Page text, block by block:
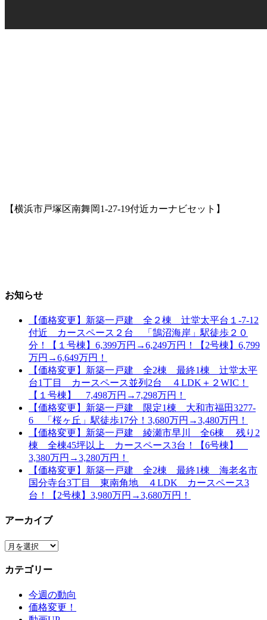
【横浜市戸塚区南舞岡1-27-19付近カーナビセット】
お知らせ
【価格変更】新築一戸建 全２棟 辻堂太平台１-7-12
付近 カースペース２台 「鵠沼海岸」駅徒歩２０
分！【１号棟】6,399万円→6,249万円！【2号棟】6,799
万円→6,649万円！
【価格変更】新築一戸建 全2棟 最終1棟 辻堂太平
台1丁目 カースペース並列2台 ４LDK＋２WIC！
【１号棟】 7,498万円→7,298万円！
【価格変更】新築一戸建 限定1棟 大和市福田3277-
6 「桜ヶ丘」駅徒歩17分！3,680万円→3,480万円！
【価格変更】新築一戸建 綾瀬市早川 全6棟 残り2
棟 全棟45坪以上 カースペース3台！【6号棟】
3,380万円→3,280万円！
【価格変更】新築一戸建 全2棟 最終1棟 海老名市
国分寺台3丁目 東南角地 ４LDK カースペース3
台！【2号棟】3,980万円→3,680万円！
アーカイブ
ア
カ
カテゴリー
今週の動向
価格変更！